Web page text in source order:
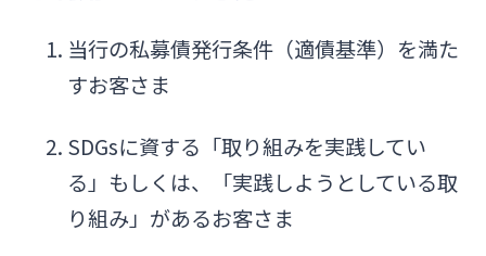
当行の私募債発行条件（適債基準）を満た
すお客さま
SDGsに資する「取り組みを実践してい
る」もしくは、「実践しようとしている取
り組み」があるお客さま